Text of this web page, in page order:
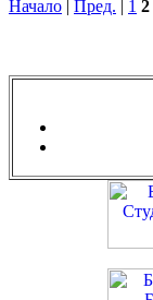
Начало Пред. 1 2